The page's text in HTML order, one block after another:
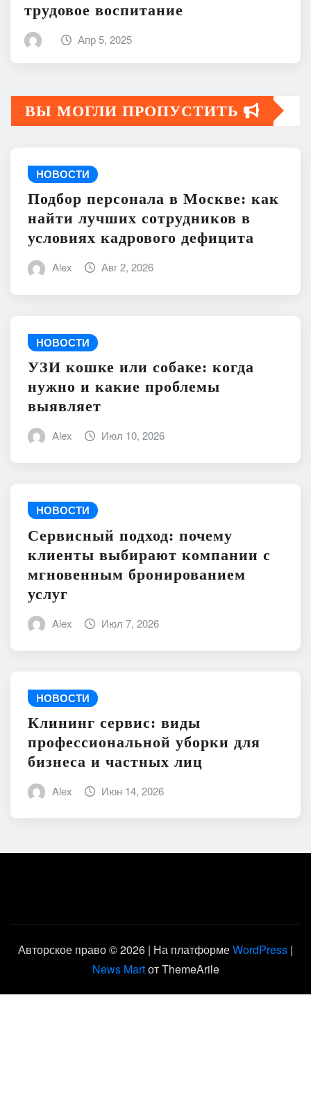
трудовое воспитание
Апр 5, 2025
ВЫ МОГЛИ ПРОПУСТИТЬ
НОВОСТИ
Подбор персонала в Москве: как
найти лучших сотрудников в
условиях кадрового дефицита
Alex Авг 2, 2026
НОВОСТИ
УЗИ кошке или собаке: когда
нужно и какие проблемы
выявляет
Alex Июл 10, 2026
НОВОСТИ
Сервисный подход: почему
клиенты выбирают компании с
мгновенным бронированием
услуг
Alex Июл 7, 2026
НОВОСТИ
Клининг сервис: виды
профессиональной уборки для
бизнеса и частных лиц
Alex Июн 14, 2026
Авторское право © 2026 | На платформеWordPress |
News Martот ThemeArile